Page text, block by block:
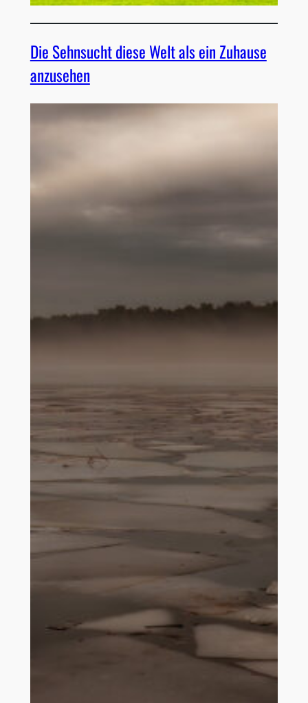
Die Sehnsucht diese Welt als ein Zuhause
anzusehen